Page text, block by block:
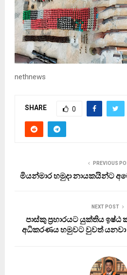
nethnews
SHARE 0
PREVIOUS
මියන්මාර හමුදා නායකයින්ට
NEXT POST
පාස්කු ප්‍රහාරයට යුක්තිය
අධිකරණය හමුවට වුවත් යනවා